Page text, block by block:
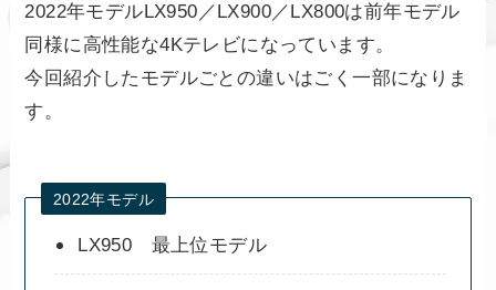
2022年モデルLX950／LX900／LX800は前年モデル
同様に高性能な4Kテレビになっています。
今回紹介したモデルごとの違いはごく一部になりま
す。
2022年モデル
LX950 最上位モデル